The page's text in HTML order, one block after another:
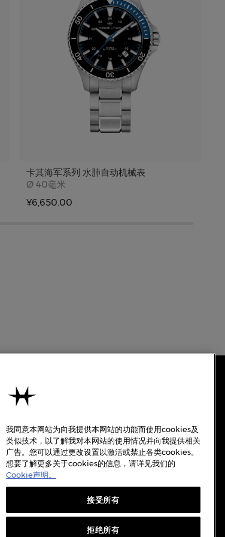
卡其海军系列 水肺自动机械表
Ø Case size
40毫米
¥6,650.00
使用条款
使用条款
隐私政策
Cookie政策
质保
我同意本网站为向我提供本网站的功能而使用cookies及
类似技术，以了解我对本网站的使用情况并向我提供相关
广告。您可以通过更改设置以激活或禁止各类cookies。
想要了解更多关于cookies的信息，请详见我们的
Cookie声明。
接受所有
拒绝所有